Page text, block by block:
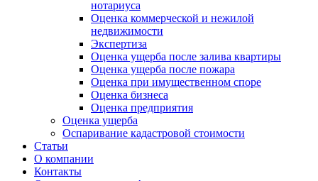
нотариуса
Оценка коммерческой и нежилой
недвижимости
Экспертиза
Оценка ущерба после залива квартиры
Оценка ущерба после пожара
Оценка при имущественном споре
Оценка бизнеса
Оценка предприятия
Оценка ущерба
Оспаривание кадастровой стоимости
Статьи
О компании
Контакты